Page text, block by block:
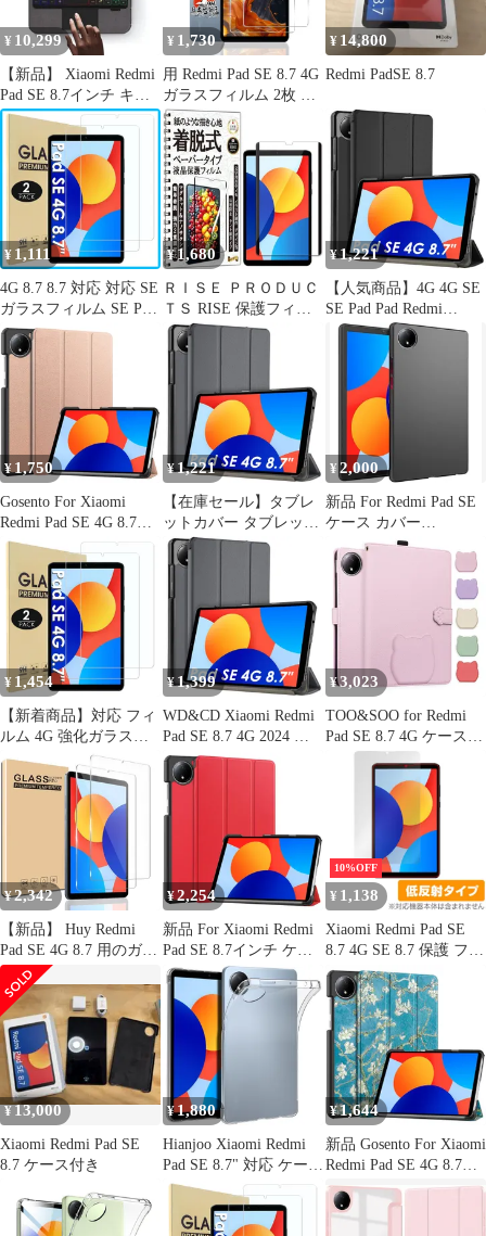
グリーン、ブルー)6カ
ラー選択
¥ 10,299
【新品】 Xiaomi Redmi
Pad SE 8.7インチ キー
ボードケース 一体型 ト
ラックパッド付き バッ
クライト付き シャオミ
redmi pad se 8.7 キーボ
ード付き ケース タッチ
パッド付き ビジネス 1
¥ 1,730
用 Redmi Pad SE 8.7 4G
ガラスフィルム 2枚 国
産AGC旭硝子素材 用
Xiaomi Redmi Pad SE タ
ブレット 8.7インチ フ
ィルム 硬度9H 用
Redmi Pad SE 4G 保護
フィルム 耐衝撃 用
Redmi Pad
¥ 14,800
Redmi PadSE 8.7
¥ 1,111
4G 8.7 8.7 対応 対応 SE
ガラスフィルム SE Pad
Pad 液
¥ 1,680
ＲＩＳＥ ＰＲＯＤＵＣ
ＴＳ RISE 保護フィル
ム Redmi Pad 8.7 4G 用
液晶保護 ペーパー 紙
感覚 着脱式 アンチグレ
ア マグネット ＆ ナノ
サクション 2重固定式
ケント 反射防止 (Redmi
Pad SE 8.7 4G)
¥1,221
【人気商品】4G 4G SE
SE Pad Pad Redmi
Redmi マグネット式 ス
タンド機能 保護カバー
(ブラック) 三つ折りス
マートカバー 肌感レザ
ー オートスリープ機能
耐衝撃 薄型 タブレット
カバー タブレットケー
ス 対応 2024 8.7 X
¥ 1,750
Gosento For Xiaomi
Redmi Pad SE 4G 8.7イ
ンチ ケース 【2024新
型】 スタンド機能付き
開閉式三つ折薄型スタ
ンドケース Xiaomi
Redmi Pad SE 4G 8.7 カ
バー (ローズゴール
ド）
¥1,221
【在庫セール】タブレ
ットカバー タブレット
ケース 薄型 対応 耐衝
撃 2024 オートスリープ
機能 4G 肌感レザー 三
つ折りスマートカバー
8.7 スタンド機能 SE マ
グネット式 Pad Redmi
Pad Redmi SE Xiaomi
4G WD&CD
¥ 2,000
新品 For Redmi Pad SE
ケース カバー
【HNWEIWEI】 8.7イ
ンチ 耐衝撃 TPU素材
柔らかい手触り 全面保
護 スクリーン & カメ
ラ保護 軽量 薄型 耐衝
撃 傷つけ防止 指紋防止
黄変防止 Xiaomi Redmi
Pad SE カ
¥ 1,454
【新着商品】対応 フィ
ルム 4G 強化ガラス
Xiaomi Xiaomi Redmi
Pad Pad SE SE 8.7 対応
8.7 ガラスフィルム 液
晶保護フィルム Redmi
タブレット 2枚セット
8.7インチ 保護フィルム
Hianjoo [硬度9H
¥1,399
WD&CD Xiaomi Redmi
Pad SE 8.7 4G 2024 対
応 タブレットケース タ
ブレットカバー 薄型 耐
衝撃 オートスリープ機
能 肌感レザー 三つ折り
スマートカバー スタン
ド機能 マグネット式
Redmi Pad SE 4G 保護
カバー
¥3,023
TOO&SOO for Redmi
Pad SE 8.7 4G ケース
猫 xiaomi redmi pad se
8.7インチ ケース 手帳
型 ねこ レッドミパッド
se 8.7 4g カバー 可愛い
タブレットケース スタ
ンド機能 カード収納 ペ
ン収納 シャ
¥2,342
【新品】 Huy Redmi
Pad SE 4G 8.7 用のガラ
スフイルム Redmi Pad
SE 4G 8.7 用のフイルム
【2枚セッ】日本旭硝子
製 貼り付け簡単 硬度
9H 防指紋 高 透過率 気
泡ゼロ 飛散防止処理
Redmi Pad SE 8.7 強
¥2,254
新品 For Xiaomi Redmi
Pad SE 8.7インチ ケー
ス Xiaomi Redmi Pad SE
4G 8.7inch カバー
【Kibnco】軽量 薄型 耐
衝撃 傷防止 PU レザー
スマートカバー ハード
背面 三つ折り スタンド
オート
10%OFF
¥ 1,138
Xiaomi Redmi Pad SE
8.7 4G SE 8.7 保護 フィ
ルム OverLay Plus for
シャオミー タブレット
アンチグレア 反射防止
非光沢 指紋防止
¥13,000
Xiaomi Redmi Pad SE
8.7 ケース付き
¥1,880
Hianjoo Xiaomi Redmi
Pad SE 8.7" 対応 ケース
薄型 軽量 傷防止 TPU
シリコーン 透明背面 タ
ブレットケース Xiaomi
¥1,644
新品 Gosento For Xiaomi
Redmi Pad SE 4G 8.7イ
ンチ ケース 【2024新
型】 スタンド機能付き